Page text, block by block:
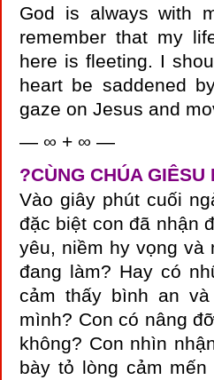
God is always with
remember that my
here is fleeting. I
heart be saddened
gaze on Jesus and
— ∞ + ∞ —
?CÙNG CHÚA GIÊSU
Vào giây phút cuối
đặc biệt con đã nhận
yêu, niềm hy vọng
đang làm? Hay có
cảm thấy bình an
mình? Con có nâng
không? Con nhìn
bày tỏ lòng cảm